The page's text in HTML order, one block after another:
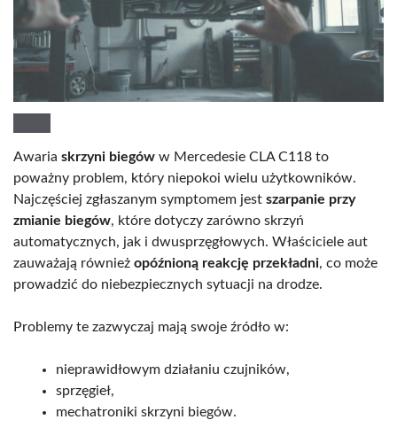
Awaria skrzyni biegów w Mercedesie CLA C118 to
poważny problem, który niepokoi wielu użytkowników.
Najczęściej zgłaszanym symptomem jest szarpanie przy
zmianie biegów, które dotyczy zarówno skrzyń
automatycznych, jak i dwusprzęgłowych. Właściciele aut
zauważają również opóźnioną reakcję przekładni, co może
prowadzić do niebezpiecznych sytuacji na drodze.
Problemy te zazwyczaj mają swoje źródło w:
nieprawidłowym działaniu czujników,
sprzęgieł,
mechatroniki skrzyni biegów.